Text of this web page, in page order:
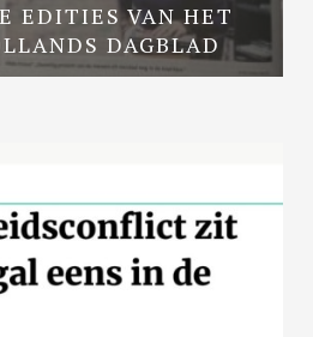
EDITIES VAN HET
DAGBLAD